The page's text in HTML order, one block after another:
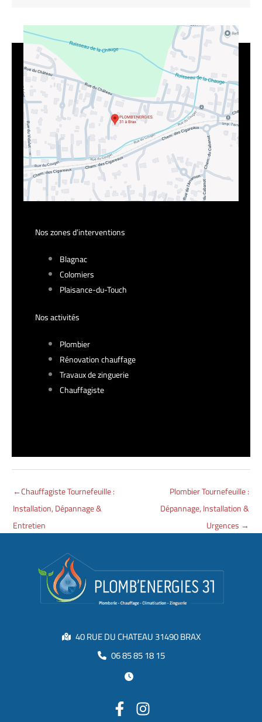
Nos zones d’interventions
Blagnac
Colomiers
Plaisance-du-Touch
Nos activités
Plombier
Rénovation chauffage
Travaux de zinguerie
Chauffagiste
←Chauffagiste Tournefeuille :
Installation, Dépannage &
Entretien
Plombier Tournefeuille :
Dépannage, Installation &
Urgences →
40 RUE DU CHATEAU 31490 BRAX
06 85 85 18 15